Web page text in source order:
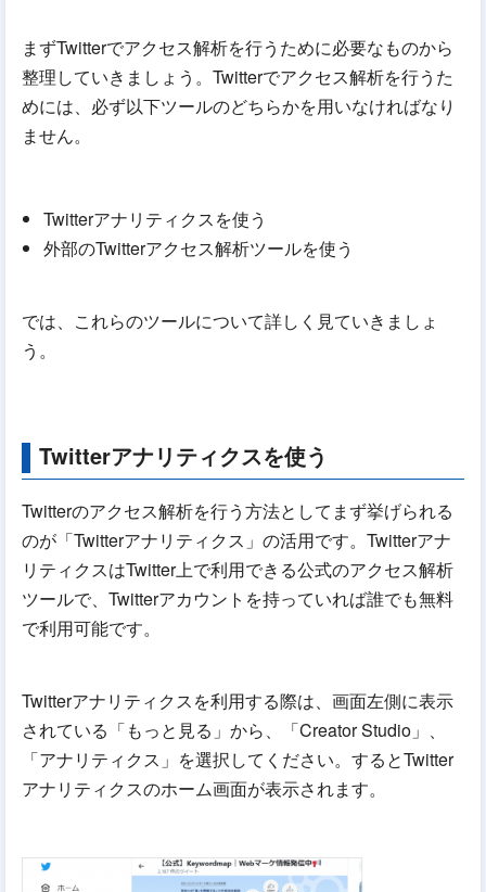
まずTwitterでアクセス解析を行うために必要なものから
整理していきましょう。Twitterでアクセス解析を行うた
めには、必ず以下ツールのどちらかを用いなければなり
ません。
Twitterアナリティクスを使う
外部のTwitterアクセス解析ツールを使う
では、これらのツールについて詳しく見ていきましょ
う。
Twitterアナリティクスを使う
Twitterのアクセス解析を行う方法としてまず挙げられる
のが「Twitterアナリティクス」の活用です。Twitterアナ
リティクスはTwitter上で利用できる公式のアクセス解析
ツールで、Twitterアカウントを持っていれば誰でも無料
で利用可能です。
Twitterアナリティクスを利用する際は、画面左側に表示
されている「もっと見る」から、「Creator Studio」、
「アナリティクス」を選択してください。するとTwitter
アナリティクスのホーム画面が表示されます。